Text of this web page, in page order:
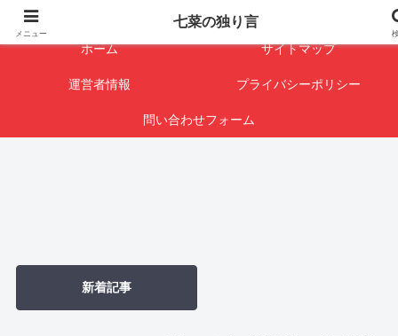
闇を暴けば･･･表になります
ホーム サイトマップ
運営者情報 プライバシーポリシー
問い合わせフォーム
新着記事
メニュー
七菜の独り言